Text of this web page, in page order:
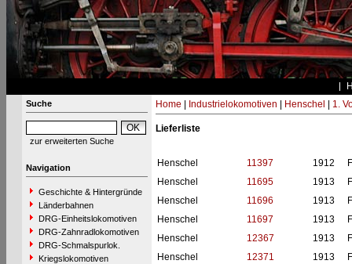
Suche
zur erweiterten Suche
Navigation
Geschichte & Hintergründe
Länderbahnen
DRG-Einheitslokomotiven
DRG-Zahnradlokomotiven
DRG-Schmalspurlok.
Kriegslokomotiven
Home Industrielokomotiven Henschel 1.
Lieferliste
Henschel 11397 1912
Henschel
11695 1913
Henschel
11696 1913
Henschel
11697 1913
Henschel
12367 1913
Henschel
12371 1913